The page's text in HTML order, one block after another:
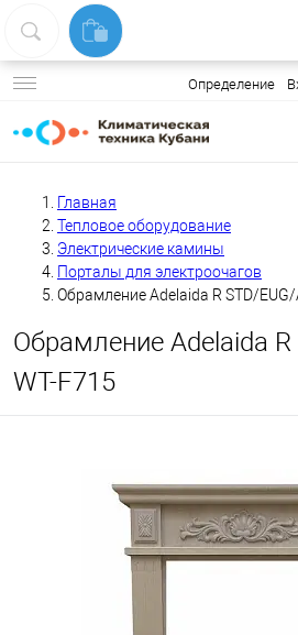
Определение
Главная
Тепловое оборудование
Электрические камины
Порталы для электроочагов
Обрамление Adelaida R STD/EUG/
Обрамление Adelaida
WT-F715